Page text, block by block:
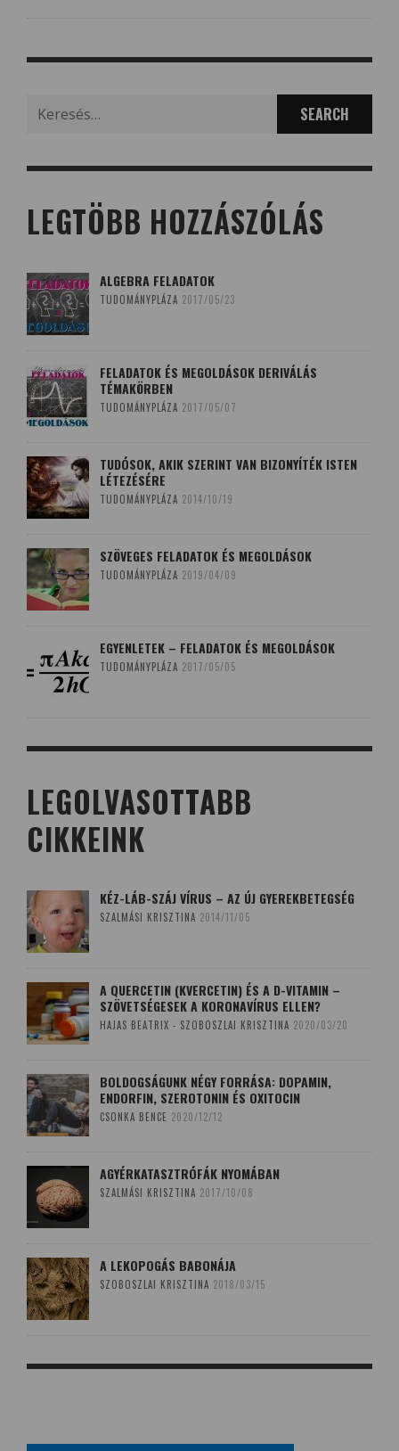
LEGTÖBB HOZZÁSZÓLÁS
ALGEBRA FELADATOK
TUDOMÁNYPLÁZA 2017/05/23
FELADATOK ÉS MEGOLDÁSOK DERIVÁLÁS
TÉMAKÖRBEN
TUDOMÁNYPLÁZA 2017/05/07
TUDÓSOK, AKIK SZERINT VAN BIZONYÍTÉK ISTEN
LÉTEZÉSÉRE
TUDOMÁNYPLÁZA 2014/10/19
SZÖVEGES FELADATOK ÉS MEGOLDÁSOK
TUDOMÁNYPLÁZA 2019/04/09
EGYENLETEK – FELADATOK ÉS MEGOLDÁSOK
TUDOMÁNYPLÁZA 2017/05/05
LEGOLVASOTTABB
CIKKEINK
KÉZ-LÁB-SZÁJ VÍRUS – AZ ÚJ GYEREKBETEGSÉG
SZALMÁSI KRISZTINA 2014/11/05
A QUERCETIN (KVERCETIN) ÉS A D-VITAMIN –
SZÖVETSÉGESEK A KORONAVÍRUS ELLEN?
HAJAS BEATRIX - SZOBOSZLAI KRISZTINA 2020/03/20
BOLDOGSÁGUNK NÉGY FORRÁSA: DOPAMIN,
ENDORFIN, SZEROTONIN ÉS OXITOCIN
CSONKA BENCE 2020/12/12
AGYÉRKATASZTRÓFÁK NYOMÁBAN
SZALMÁSI KRISZTINA 2017/10/08
A LEKOPOGÁS BABONÁJA
SZOBOSZLAI KRISZTINA 2018/03/15